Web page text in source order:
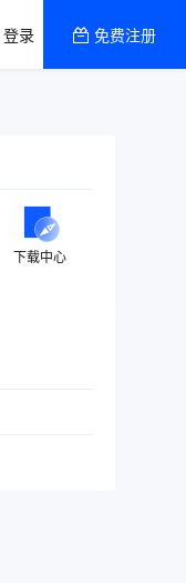
登录 免费注册
下载中心